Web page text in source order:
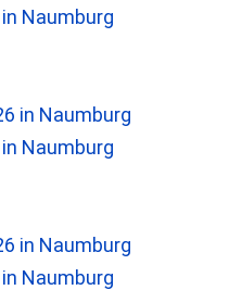
Naumburg
Naumburg
Naumburg